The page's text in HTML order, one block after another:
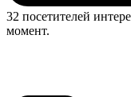
32 посетителей
момент.